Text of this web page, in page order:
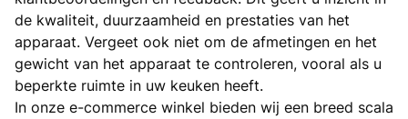
de kwaliteit, duurzaamheid en prestaties van het
apparaat. Vergeet ook niet om de afmetingen en het
gewicht van het apparaat te controleren, vooral als u
beperkte ruimte in uw keuken heeft.
In onze e-commerce winkel bieden wij een breed scala